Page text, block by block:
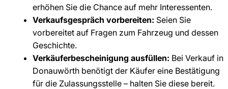
erhöhen Sie die Chance auf mehr Interessenten.
Verkaufsgespräch vorbereiten: Seien Sie
vorbereitet auf Fragen zum Fahrzeug und dessen
Geschichte.
Verkäuferbescheinigung ausfüllen: Bei Verkauf in
Donauwörth benötigt der Käufer eine Bestätigung
für die Zulassungsstelle – halten Sie diese bereit.